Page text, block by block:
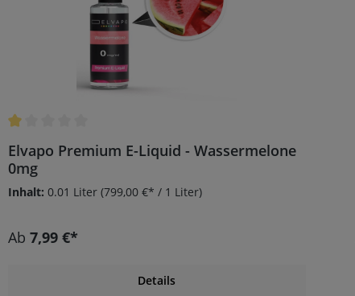
Elvapo Premium E-Liquid - Wassermelone
0mg
Inhalt:0.01 Liter(799,00 €* / 1 Liter)
Ab7,99 €*
Details